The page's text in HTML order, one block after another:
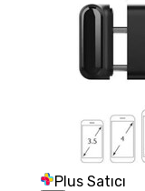
Plus Satıcı